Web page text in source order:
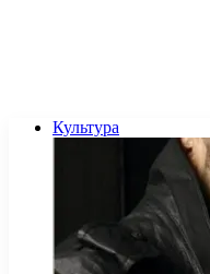
Культура